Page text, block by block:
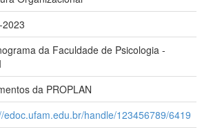
da Faculdade de Psicologia -
da PROPLAN
edoc.ufam.edu.br/handle/123456789/6419